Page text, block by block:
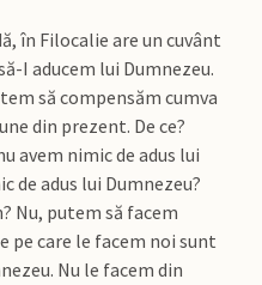
în Filocalie are un cuvânt
I aducem lui Dumnezeu.
să compensăm cumva
din prezent. De ce?
avem nimic de adus lui
de adus lui Dumnezeu?
Nu, putem să facem
pe care le facem noi sunt
Nu le facem din